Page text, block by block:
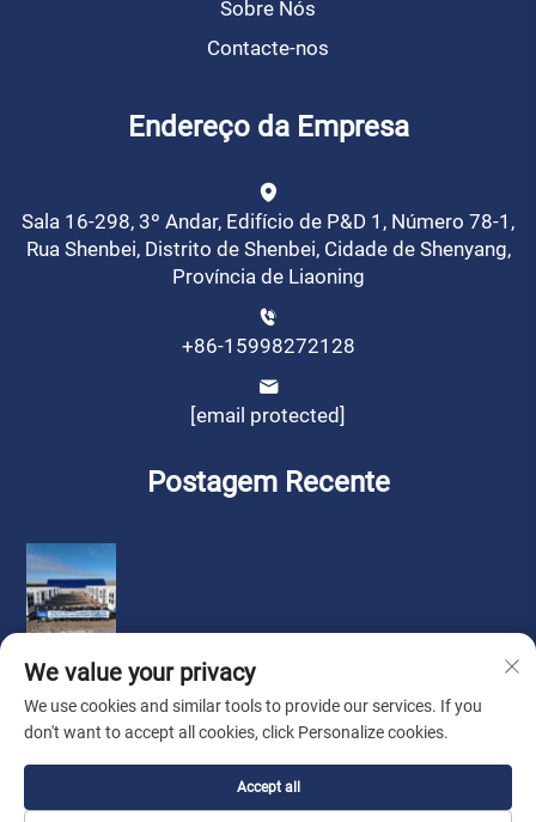
Sobre Nós
Contacte-nos
Endereço da Empresa
Sala 16-298, 3º Andar, Edifício de P&D 1, Número 78-1,
Rua Shenbei, Distrito de Shenbei, Cidade de Shenyang,
Província de Liaoning
+86-15998272128
[email protected]
Postagem Recente
Copyright © by Liaoning Sinotech Group Co., Ltd.
Privacidade
We value your privacy
We use cookies and similar tools to provide our services. If you
don't want to accept all cookies, click Personalize cookies.
Accept all